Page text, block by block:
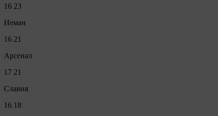
16 23
Неман
16 21
Арсенал
17 21
Славия
16 18